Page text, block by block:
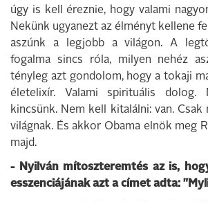
úgy is kell éreznie, hogy valami
Nekünk ugyanezt az élményt kellene
aszúnk a legjobb a világon. A
fogalma sincs róla, milyen nehéz
tényleg azt gondolom, hogy a tokaji
életelixír. Valami spirituális dolog.
kincsünk. Nem kell kitalálni: van.
világnak. És akkor Obama elnök meg
majd.
- Nyilván mítoszteremtés az is,
esszenciájának azt a címet adta: